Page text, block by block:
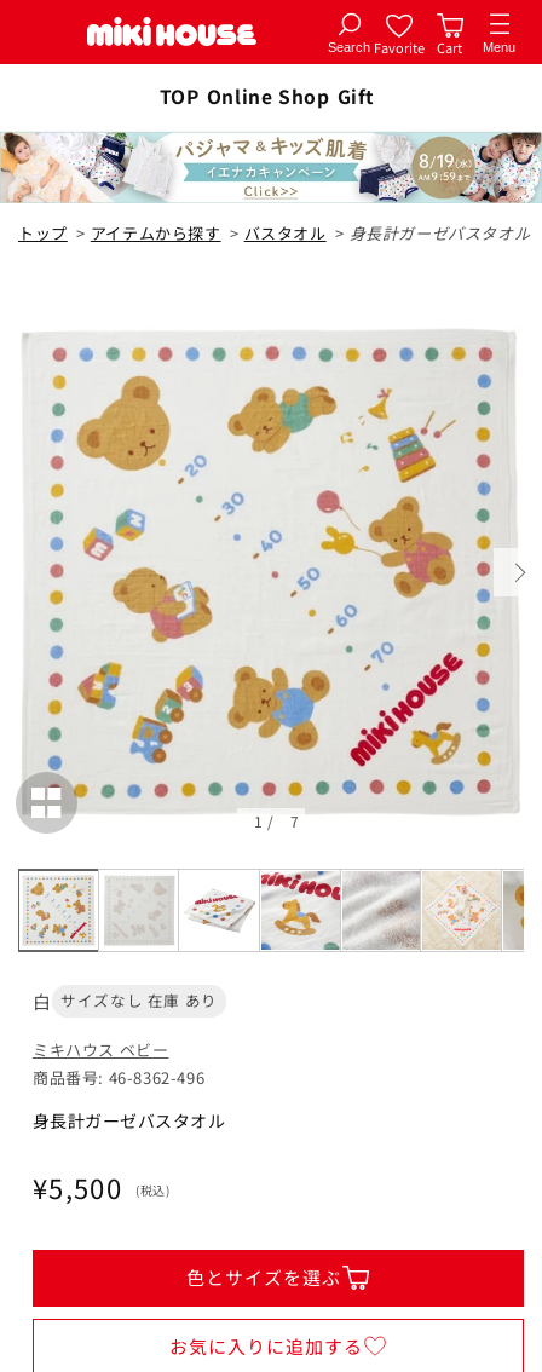
コンテ
Search Favorite Cart Menu
TOP Online Shop Gift
トップ > アイテムから探す > バスタオル > 身長計ガーゼバスタオル
1 / 7
白 サイズなし 在庫 あり
ミキハウス ベビー
商品番号: 46-8362-496
身長計ガーゼバスタオル
通
¥5,500 (税込)
色とサイズを選ぶ
お気に入りに追加する
カートに追加
全1色
白
閉じる